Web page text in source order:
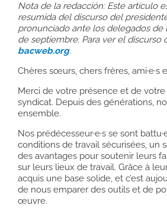
Nota de la redacción: Este artículo
resumida del discurso del
pronunciado ante los delegados
de septiembre. Para ver el discurso
bacweb.org.
Chères sœurs, chers frères, ami·e·s
Merci de votre présence et de
syndicat. Depuis des générations,
ensemble.
Nos prédécesseur·e·s se sont
conditions de travail sécurisées, un
des avantages pour soutenir leurs
sur leurs lieux de travail. Grâce à
acquis une base solide, et c’est
de nous emparer des outils et de
œuvre.